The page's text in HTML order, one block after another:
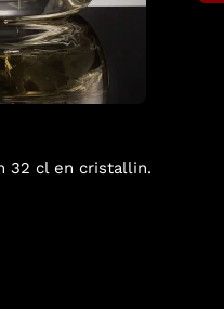
32 cl en cristallin.